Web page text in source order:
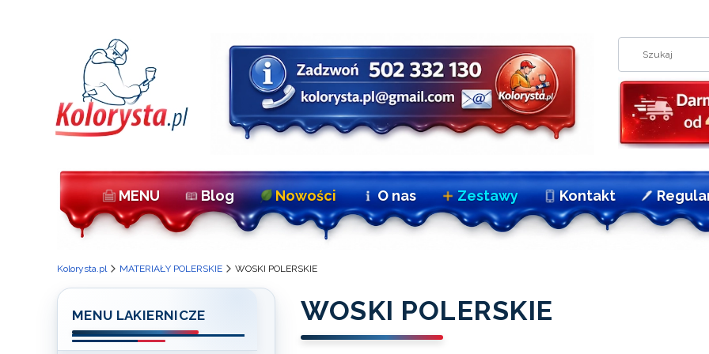
MENU Blog Nowości O nas Zestawy Kontakt
Kolorysta.pl MATERIAŁY POLERSKIE WOSKI POLERSKIE
MENU LAKIERNICZE WOSKI POLERSKIE